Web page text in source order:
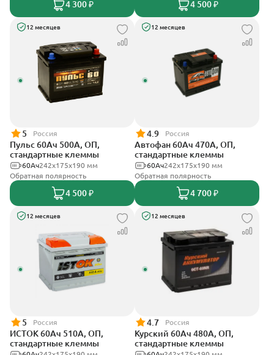
4 300 ₽ 4 500 ₽
12 месяцев
5 Россия
Пульс 60Ач 500А, ОП,
стандартные клеммы
242x175x190 мм
60Ач
Обратная полярность
4 500 ₽
12 месяцев
4.9 Россия
Автофан 60Ач 470А, ОП,
стандартные клеммы
242х175х190 мм
60Ач
Обратная полярность
4 700 ₽
12 месяцев
5 Россия
ИСТОК 60Ач 510А, ОП,
стандартные клеммы
12 месяцев
4.7 Россия
Курский 60Ач 480А, ОП,
стандартные клеммы